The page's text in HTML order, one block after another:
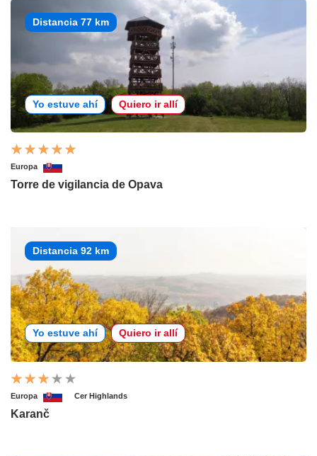
Distancia 77 km
Yo estuve ahí Quiero ir allí
Europa
Torre de vigilancia de Opava
Distancia 92 km
Yo estuve ahí Quiero ir allí
Europa Cer Highlands
Karanč